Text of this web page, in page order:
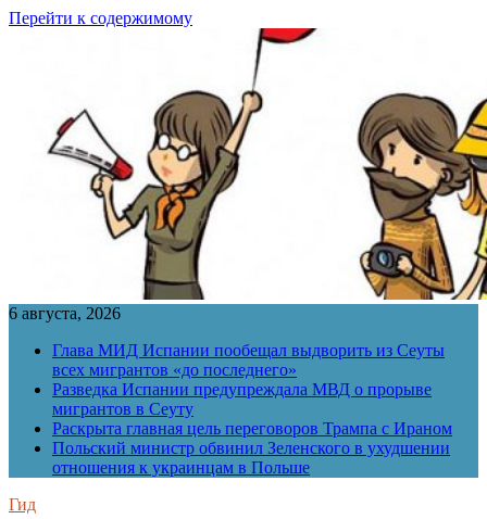
Перейти к содержимому
6 августа, 2026
Глава МИД Испании пообещал выдворить из Сеуты
всех мигрантов «до последнего»
Разведка Испании предупреждала МВД о прорыве
мигрантов в Сеуту
Раскрыта главная цель переговоров Трампа с Ираном
Польский министр обвинил Зеленского в ухудшении
отношения к украинцам в Польше
Гид